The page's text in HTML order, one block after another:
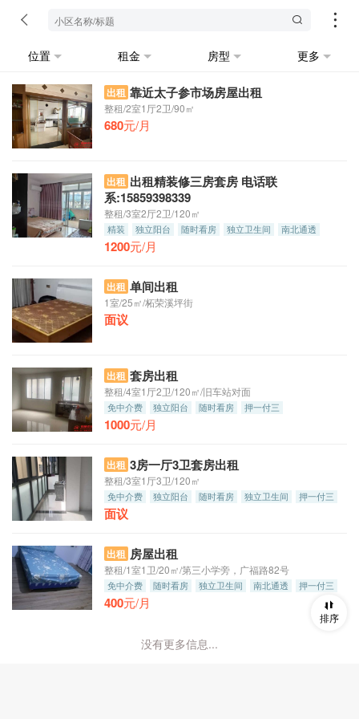
位置 租金 房型 更多
出租 靠近太子参市场房屋出租
整租/2室1厅2卫/90㎡
680元/月
出租 出租精装修三房套房 电话联
系:15859398339
整租/3室2厅2卫/120㎡
精装 独立阳台 随时看房 独立卫生间
南北通透
押一付三
1200元/月
出租 单间出租
1室/25㎡/柘荣溪坪街
面议
出租 套房出租
整租/4室1厅2卫/120㎡/旧车站对面
免中介费 独立阳台 随时看房 押一付三
1000元/月
出租 3房一厅3卫套房出租
整租/3室1厅3卫/120㎡
免中介费 独立阳台 随时看房 独立卫生间 押一付三
面议
出租 房屋出租
整租/1室1卫/20㎡/第三小学旁，广福路82号
免中介费 随时看房 独立卫生间 南北通透 押一付三
400元/月
没有更多信息...
排序